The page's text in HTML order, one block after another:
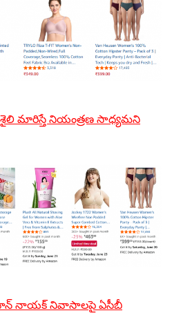
మారిస్తే నియంత్రణ సాధ్యమని
నాయక్ నివాసాలపై ఏసీబీ